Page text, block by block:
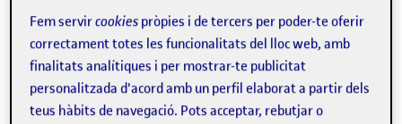
Publicat per
Josep Balliu Rodríguez
Data de publicació
25 Set. 2021 comentari el PAC1: Disseny Universal
L’espai que he escollit per la primera activitat de l’assignatura
de Disseny centrat en les persones és el meu lloc de treball.
Fem servircookies pròpies i de tercers per poder-te oferir
correctament totes les funcionalitats del lloc web, amb
finalitats analítiques i per mostrar-te publicitat
personalitzada d'acord amb un perfil elaborat a partir dels
teus hàbits de navegació. Pots acceptar, rebutjar o